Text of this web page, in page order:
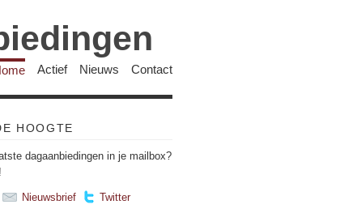
Actief Nieuws Contact
HOOGTE
dagaanbiedingen in je mailbox?
Nieuwsbrief Twitter